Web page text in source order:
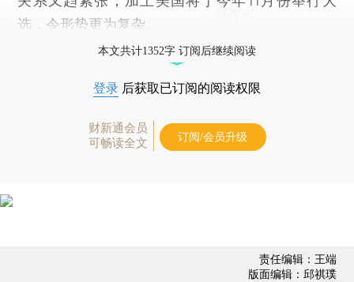
选，令形势更为复杂。
本文共计1352字 订阅后继续阅读
登录 后获取已订阅的阅读权限
财新通会员
可畅读全文
订阅/会员升级
责任编辑：王端
版面编辑：邱祺璞